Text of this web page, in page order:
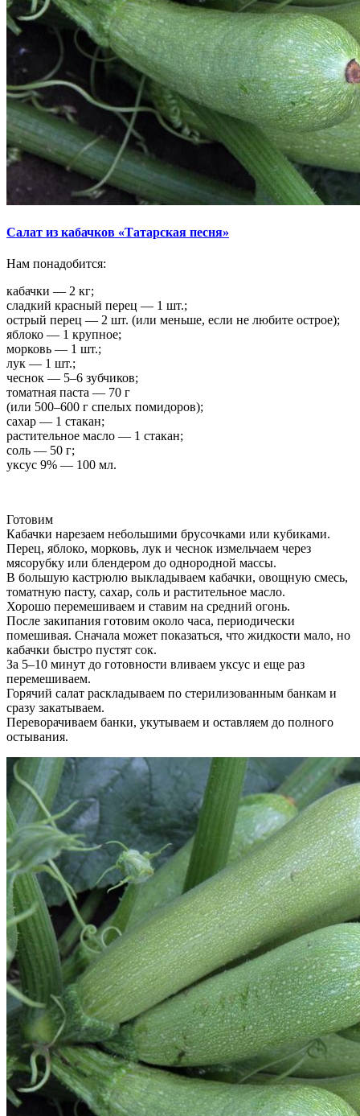
Салат из кабачков «Татарская песня»
Нам понадобится:
кабачки — 2 кг;
сладкий красный перец — 1 шт.;
острый перец — 2 шт. (или меньше, если не любите острое);
яблоко — 1 крупное;
морковь — 1 шт.;
лук — 1 шт.;
чеснок — 5–6 зубчиков;
томатная паста — 70 г
(или 500–600 г спелых помидоров);
сахар — 1 стакан;
растительное масло — 1 стакан;
соль — 50 г;
уксус 9% — 100 мл.
Готовим
Кабачки нарезаем небольшими брусочками или кубиками.
Перец, яблоко, морковь, лук и чеснок измельчаем через
мясорубку или блендером до однородной массы.
В большую кастрюлю выкладываем кабачки, овощную смесь,
томатную пасту, сахар, соль и растительное масло.
Хорошо перемешиваем и ставим на средний огонь.
После закипания готовим около часа, периодически
помешивая. Сначала может показаться, что жидкости мало, но
кабачки быстро пустят сок.
За 5–10 минут до готовности вливаем уксус и еще раз
перемешиваем.
Горячий салат раскладываем по стерилизованным банкам и
сразу закатываем.
Переворачиваем банки, укутываем и оставляем до полного
остывания.